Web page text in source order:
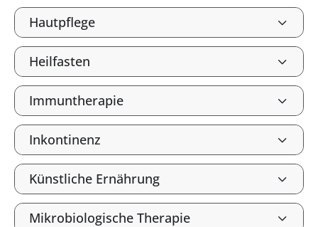
Hautpflege
Heilfasten
Immuntherapie
Inkontinenz
Künstliche Ernährung
Mikrobiologische Therapie